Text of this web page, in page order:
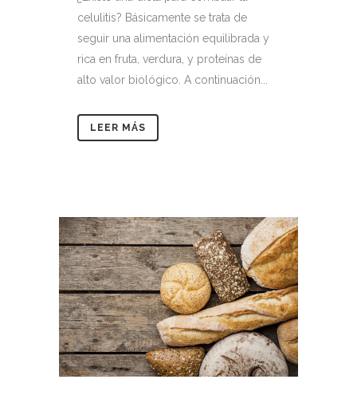
celulitis? Básicamente se trata de
seguir una alimentación equilibrada y
rica en fruta, verdura, y proteínas de
alto valor biológico. A continuación...
LEER MÁS